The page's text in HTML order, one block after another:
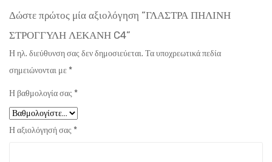
Δώστε πρώτος μία αξιολόγηση “ΓΛΑΣΤΡΑ ΠΗΛΙΝΗ
ΣΤΡΟΓΓΥΛΗ ΛΕΚΑΝΗ C4”
Η ηλ. διεύθυνση σας δεν δημοσιεύεται. Τα υποχρεωτικά πεδία
σημειώνονται με *
Η βαθμολογία σας *
Η αξιολόγησή σας *